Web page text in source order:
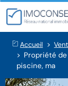
Accueil
Propriété
piscine, ma